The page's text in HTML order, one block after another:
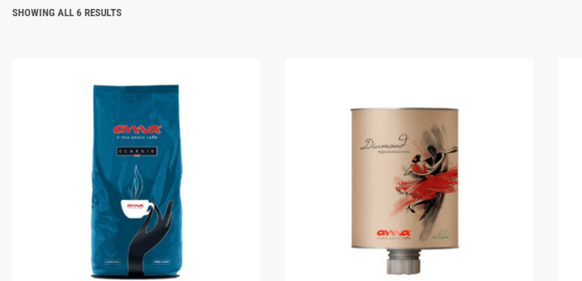
SHOWING ALL 6 RESULTS